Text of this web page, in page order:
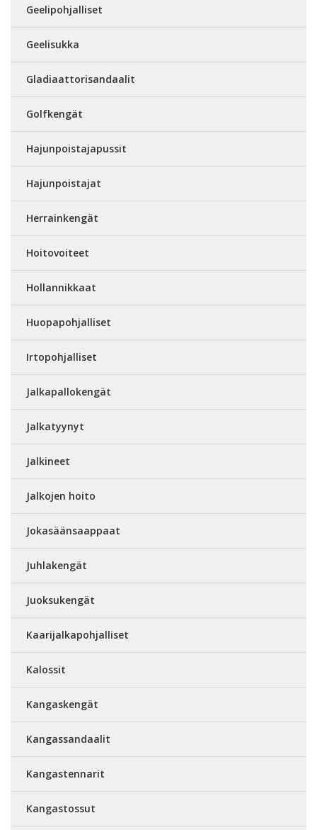
Geelipohjalliset
Geelisukka
Gladiaattorisandaalit
Golfkengät
Hajunpoistajapussit
Hajunpoistajat
Herrainkengät
Hoitovoiteet
Hollannikkaat
Huopapohjalliset
Irtopohjalliset
Jalkapallokengät
Jalkatyynyt
Jalkineet
Jalkojen hoito
Jokasäänsaappaat
Juhlakengät
Juoksukengät
Kaarijalkapohjalliset
Kalossit
Kangaskengät
Kangassandaalit
Kangastennarit
Kangastossut